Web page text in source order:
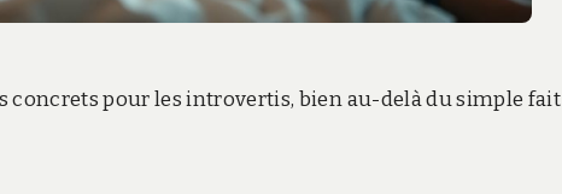
concrets pour les introvertis, bien au-delà du simple fait